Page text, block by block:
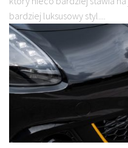
bardziej luksusowy styl....